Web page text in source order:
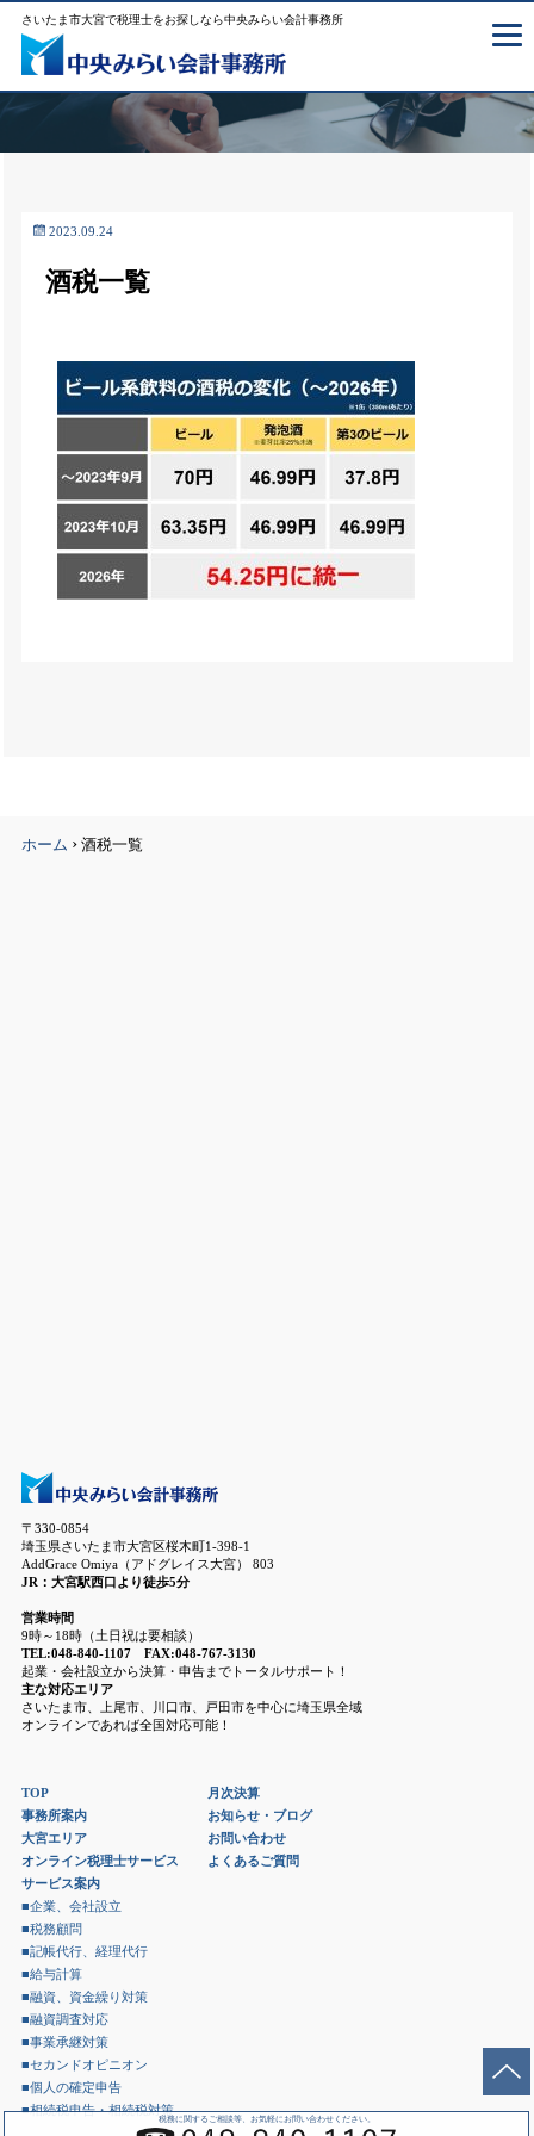
さいたま市大宮で税理士をお探しなら中央みらい会計事務所
税務に関するご相談等、お気軽にお問い合わせください。
2023.09.24
酒税一覧
ホーム ›酒税一覧
〒330-0854
埼玉県さいたま市大宮区桜木町1-398-1
AddGrace Omiya（アドグレイス大宮） 803
JR：大宮駅西口より徒歩5分
営業時間
9時～18時（土日祝は要相談）
TEL:048-840-1107 FAX:048-767-3130
起業・会社設立から決算・申告までトータルサポート！
主な対応エリア
さいたま市、上尾市、川口市、戸田市を中心に埼玉県全域
オンラインであれば全国対応可能！
TOP
事務所案内
大宮エリア
オンライン税理士サービス
サービス案内
■企業、会社設立
■税務顧問
■記帳代行、経理代行
■給与計算
■融資、資金繰り対策
■融資調査対応
■事業承継対策
■セカンドオピニオン
■個人の確定申告
■相続税申告・相続税対策
月次決算
お知らせ・ブログ
お問い合わせ
よくあるご質問